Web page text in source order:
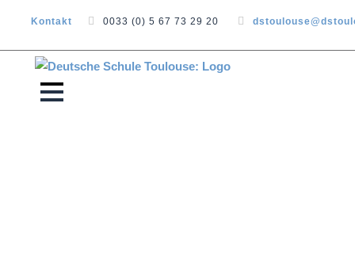
Kontakt 0033 (0) 5 67 73 29 20